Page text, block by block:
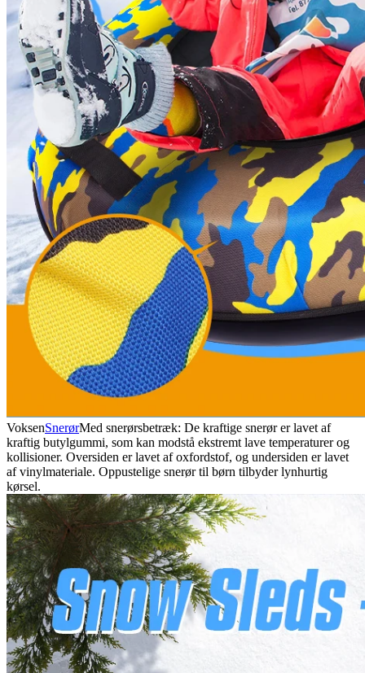
VoksenSnerørMed snerørsbetræk: De kraftige snerør er lavet af
kraftig butylgummi, som kan modstå ekstremt lave temperaturer og
kollisioner. Oversiden er lavet af oxfordstof, og undersiden er lavet
af vinylmateriale. Oppustelige snerør til børn tilbyder lynhurtig
kørsel.